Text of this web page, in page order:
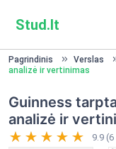
Stud.lt
Pagrindinis Verslas
analizė ir vertinimas
Guinness
analizė ir
9.9